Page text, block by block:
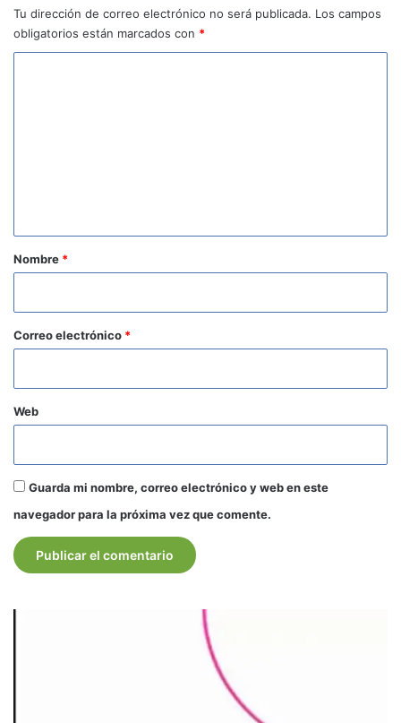
Tu dirección de correo electrónico no será publicada. Los campos
obligatorios están marcados con *
r
o
*
Nombre *
Correo electrónico *
Web
Guarda mi nombre, correo electrónico y web en este
navegador para la próxima vez que comente.